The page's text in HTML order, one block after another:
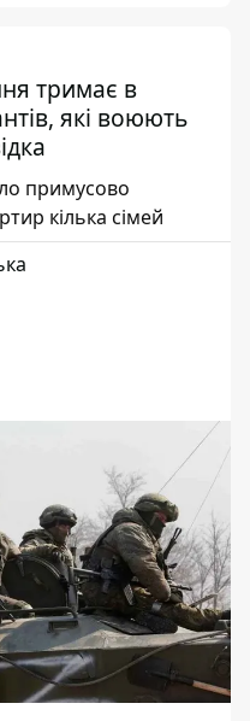
тримає в
які воюють
примусово
кілька сімей